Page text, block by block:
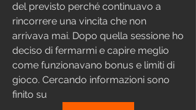
del previsto perché continuavo a
rincorrere una vincita che non
arrivava mai. Dopo quella sessione ho
deciso di fermarmi e capire meglio
come funzionavano bonus e limiti di
gioco. Cercando informazioni sono
finito su